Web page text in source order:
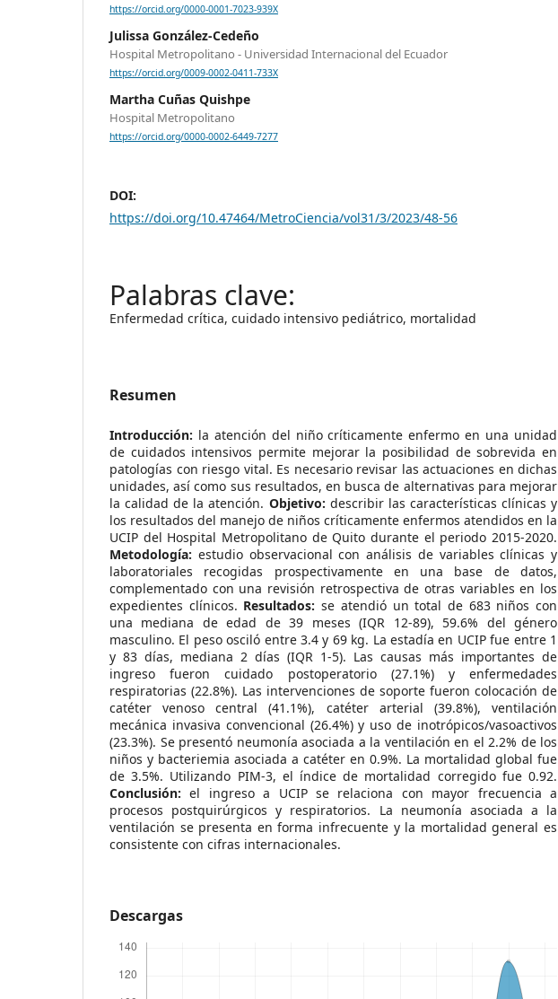
https://orcid.org/0000-0001-7023-939X
Julissa González-Cedeño
Hospital Metropolitano - Universidad Internacional del Ecuador
https://orcid.org/0009-0002-0411-733X
Martha Cuñas Quishpe
Hospital Metropolitano
https://orcid.org/0000-0002-6449-7277
DOI:
https://doi.org/10.47464/MetroCiencia/vol31/3/2023/48-56
Enfermedad crítica, cuidado intensivo pediátrico, mortalidad
Resumen
Introducción: la atención del niño críticamente enfermo en una unidad
de cuidados intensivos permite mejorar la posibilidad de sobrevida en
patologías con riesgo vital. Es necesario revisar las actuaciones en dichas
unidades, así como sus resultados, en busca de alternativas para mejorar
la calidad de la atención. Objetivo: describir las características clínicas y
los resultados del manejo de niños críticamente enfermos atendidos en la
UCIP del Hospital Metropolitano de Quito durante el periodo 2015-2020.
Metodología: estudio observacional con análisis de variables clínicas y
laboratoriales recogidas prospectivamente en una base de datos,
complementado con una revisión retrospectiva de otras variables en los
expedientes clínicos. Resultados: se atendió un total de 683 niños con
una mediana de edad de 39 meses (IQR 12-89), 59.6% del género
masculino. El peso osciló entre 3.4 y 69 kg. La estadía en UCIP fue entre 1
y 83 días, mediana 2 días (IQR 1-5). Las causas más importantes de
ingreso fueron cuidado postoperatorio (27.1%) y enfermedades
respiratorias (22.8%). Las intervenciones de soporte fueron colocación de
catéter venoso central (41.1%), catéter arterial (39.8%), ventilación
mecánica invasiva convencional (26.4%) y uso de inotrópicos/vasoactivos
(23.3%). Se presentó neumonía asociada a la ventilación en el 2.2% de los
niños y bacteriemia asociada a catéter en 0.9%. La mortalidad global fue
de 3.5%. Utilizando PIM-3, el índice de mortalidad corregido fue 0.92.
Conclusión: el ingreso a UCIP se relaciona con mayor frecuencia a
procesos postquirúrgicos y respiratorios. La neumonía asociada a la
ventilación se presenta en forma infrecuente y la mortalidad general es
consistente con cifras internacionales.
Descargas